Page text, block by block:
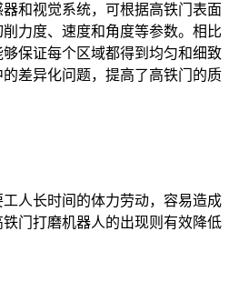
和视觉系统，可根据高铁门表面
力度、速度和角度等参数。相比
保证每个区域都得到均匀和细致
差异化问题，提高了高铁门的质
人长时间的体力劳动，容易造成
门打磨机器人的出现则有效降低